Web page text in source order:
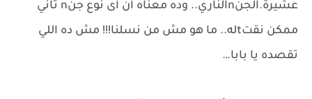
عشيرة.الجنnالناري.. وده معناه أن أى نوع جنn تاني
ممكن نقتtله.. ما هو مش من نسلنا!!! مش ده اللي
تقصده يا بابا…